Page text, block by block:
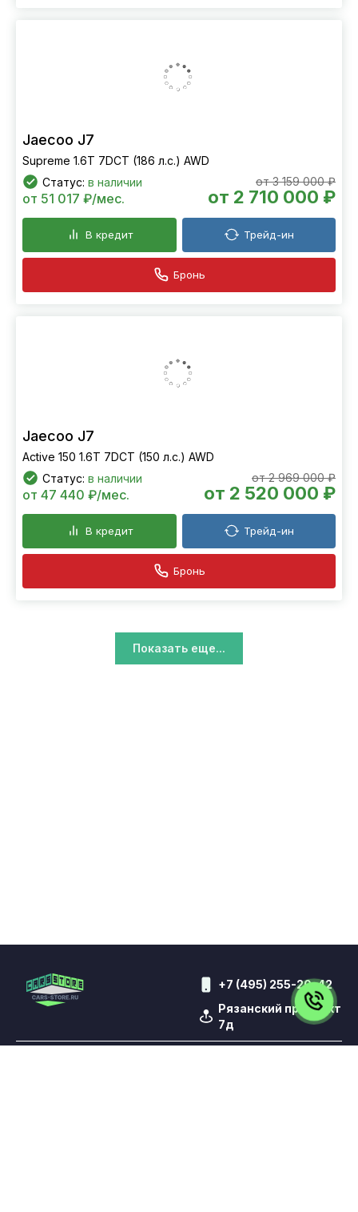
Jaecoo J7
Supreme 1.6T 7DCT (186 л.с.) AWD
Статус: в наличии от 3 159 000 ₽
от 2 710 000 ₽
от 51 017 ₽/мес.
В кредит Трейд-ин
Бронь
Jaecoo J7
Active 150 1.6T 7DCT (150 л.с.) AWD
Статус: в наличии от 2 969 000 ₽
от 2 520 000 ₽
от 47 440 ₽/мес.
В кредит Трейд-ин
Бронь
Показать еще...
+7 (495) 255-20-42
Рязанский проспект
7д